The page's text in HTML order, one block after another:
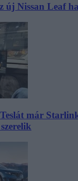
új Nissan Leaf
már